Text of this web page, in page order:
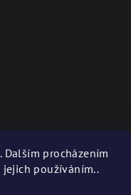
procházením
používáním..